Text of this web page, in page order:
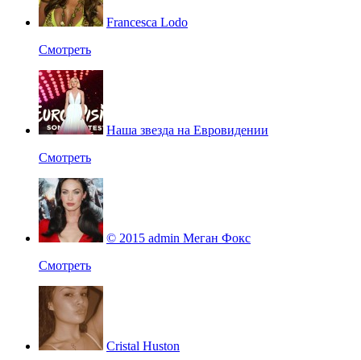
Francesca Lodo
Смотреть
Наша звезда на Евровидении
Смотреть
© 2015 admin Меган Фокс
Смотреть
Cristal Huston